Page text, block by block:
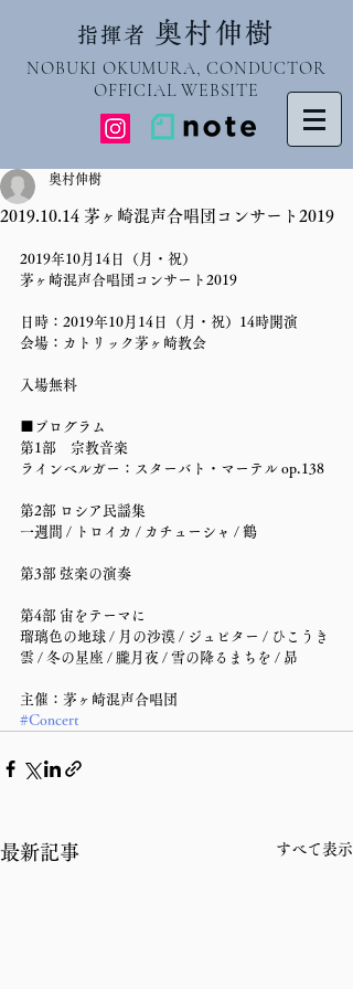
指揮者 奥村伸樹
NOBUKI OKUMURA, CONDUCTOR
OFFICIAL WEBSITE
2019.10.14 茅ヶ崎混声合唱団コンサート2019
奥村伸樹
2019年10月14日（月・祝）
茅ヶ崎混声合唱団コンサート2019
日時：2019年10月14日（月・祝）14時開演
会場：カトリック茅ヶ崎教会
入場無料
■プログラム
第1部　宗教音楽
ラインベルガー：スターバト・マーテル op.138
第2部 ロシア民謡集
一週間 / トロイカ / カチューシャ / 鶴
第3部 弦楽の演奏
第4部 宙をテーマに
瑠璃色の地球 / 月の沙漠 / ジュピター / ひこうき
雲 / 冬の星座 / 朧月夜 / 雪の降るまちを / 昴
主催：茅ヶ崎混声合唱団
#Concert
最新記事 すべて表示